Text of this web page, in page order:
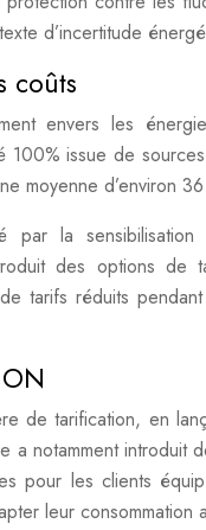
d’incertitude
coûts
envers les
100% issue de
moyenne d’environ
la sensibilisation
des options de
tarifs réduits
de tarification, en
a notamment introduit
pour les clients
leur consommation